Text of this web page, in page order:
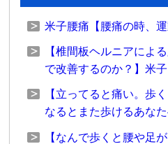
米子腰痛【腰痛の時、
【椎間板ヘルニアによ
で改善するのか？】米
【立ってると痛い。歩
なるとまた歩けるあな
【なんで歩くと腰や足